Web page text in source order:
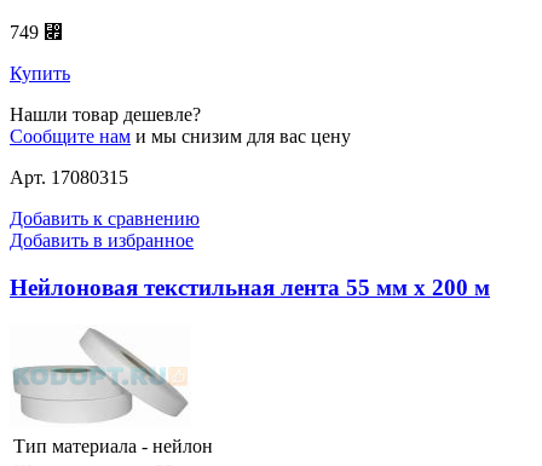
749 ⃏
Купить
Нашли товар дешевле?
Сообщите нам и мы снизим для вас цену
Арт. 17080315
Добавить к сравнению
Добавить в избранное
Нейлоновая текстильная лента 55 мм х 200 м
Тип материала - нейлон